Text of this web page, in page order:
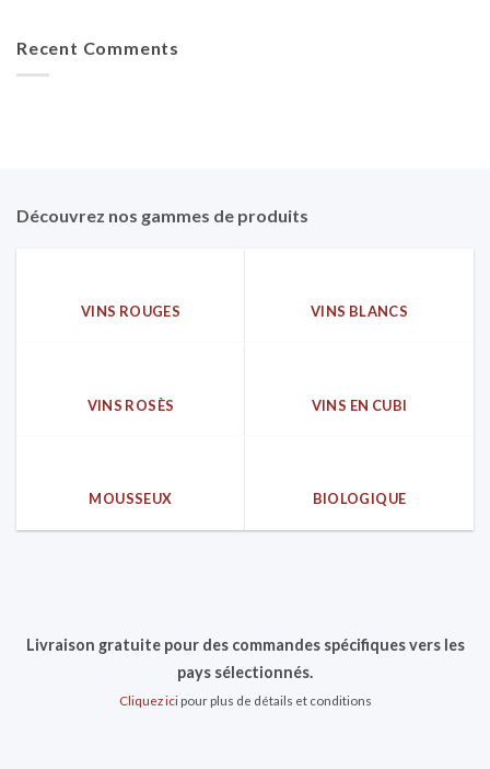
Recent Comments
Découvrez nos gammes de produits
VINS ROUGES VINS BLANCS
VINS ROSÈS VINS EN CUBI
MOUSSEUX BIOLOGIQUE
Livraison gratuite pour des commandes spécifiques vers les
pays sélectionnés.
Cliquez icipour plus de détails et conditions